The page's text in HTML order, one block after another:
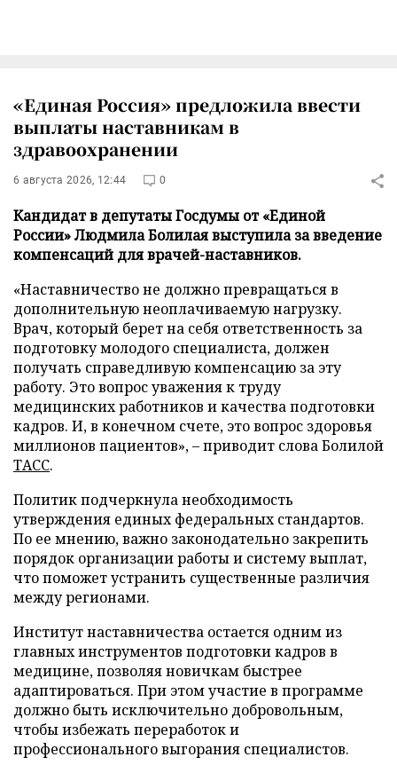
«Единая Россия» предложила ввести
выплаты наставникам в
здравоохранении
6 августа 2026, 12:44 0
Кандидат в депутаты Госдумы от «Единой
России» Людмила Болилая выступила за введение
компенсаций для врачей-наставников.
«Наставничество не должно превращаться в
дополнительную неоплачиваемую нагрузку.
Врач, который берет на себя ответственность за
подготовку молодого специалиста, должен
получать справедливую компенсацию за эту
работу. Это вопрос уважения к труду
медицинских работников и качества подготовки
кадров. И, в конечном счете, это вопрос здоровья
миллионов пациентов», – приводит слова Болилой
ТАСС.
Политик подчеркнула необходимость
утверждения единых федеральных стандартов.
По ее мнению, важно законодательно закрепить
порядок организации работы и систему выплат,
что поможет устранить существенные различия
между регионами.
Институт наставничества остается одним из
главных инструментов подготовки кадров в
медицине, позволяя новичкам быстрее
адаптироваться. При этом участие в программе
должно быть исключительно добровольным,
чтобы избежать переработок и
профессионального выгорания специалистов.